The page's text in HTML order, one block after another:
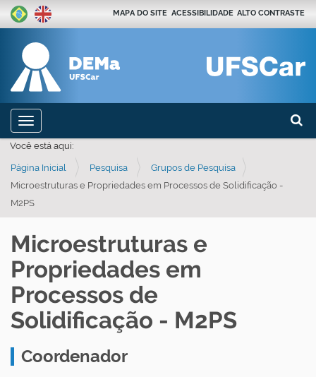
Busca
MAPA DO SITE ACESSIBILIDADE ALTO CONTRASTE
Toggle navigation
Você está aqui:
Página Inicial Pesquisa
Grupos de Pesquisa
Microestruturas e Propriedades em Processos de Solidificação -
M2PS
Microestruturas e
Propriedades em
Processos de
Solidificação - M2PS
Coordenador